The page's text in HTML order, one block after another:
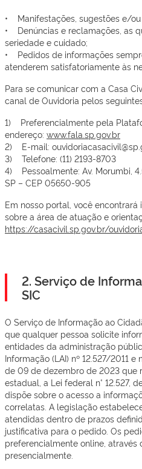
• Manifestações, sugestões e/ou
• Denúncias e reclamações, as
seriedade e cuidado;
• Pedidos de informações
atenderem satisfatoriamente às
Para se comunicar com a Casa
canal de Ouvidoria pelos
1) Preferencialmente pela
endereço: www.fala.sp.gov.br
2) E-mail:
3) Telefone: (11) 2193-8703
4) Pessoalmente: Av. Morumbi,
SP – CEP 05650-905
Em nosso portal, você
sobre a área de atuação e
https://casacivil.sp.gov.br/
2. Serviço de
SIC
O Serviço de Informação ao
que qualquer pessoa solicite
entidades da administração
Informação (LAI) nº 12.527/2011 e
de 09 de dezembro de 2023 que
estadual, a Lei federal n° 12.527,
dispõe sobre o acesso a
correlatas. A legislação
atendidas dentro de prazos
justificativa para o pedido. Os
preferencialmente online, através
presencialmente.